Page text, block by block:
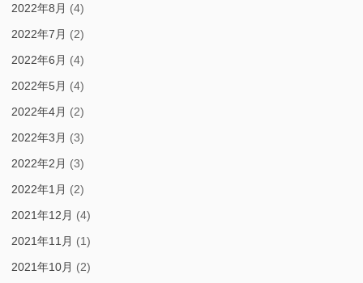
2022年8月 (4)
2022年7月 (2)
2022年6月 (4)
2022年5月 (4)
2022年4月 (2)
2022年3月 (3)
2022年2月 (3)
2022年1月 (2)
2021年12月 (4)
2021年11月 (1)
2021年10月 (2)